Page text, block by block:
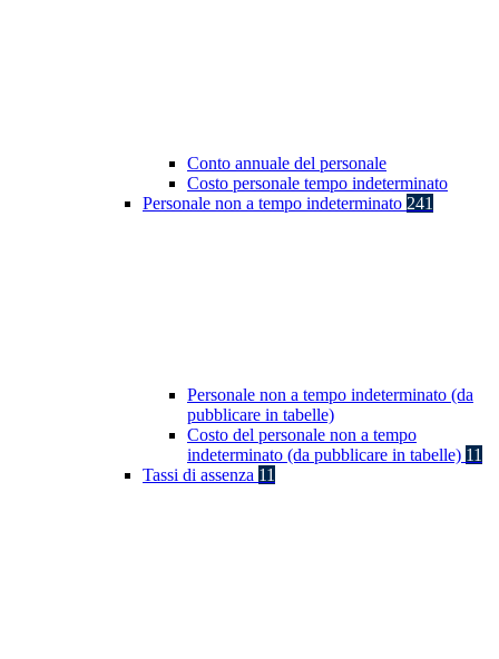
Conto annuale del personale
Costo personale tempo indeterminato
Personale non a tempo indeterminato 241
Personale non a tempo indeterminato (da
pubblicare in tabelle)
Costo del personale non a tempo
indeterminato (da pubblicare in tabelle) 11
Tassi di assenza 11